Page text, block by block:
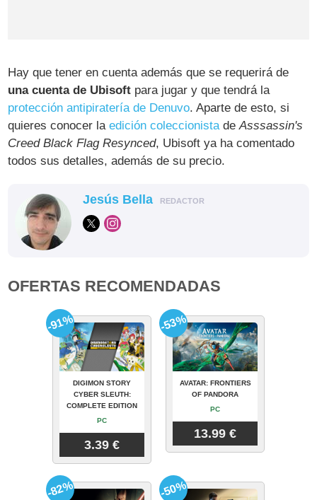
Hay que tener en cuenta además que se requerirá de
una cuenta de Ubisoft para jugar y que tendrá la
protección antipiratería de Denuvo. Aparte de esto, si
quieres conocer laedición coleccionista deAsssassin's
Creed Black Flag Resynced, Ubisoft ya ha comentado
todos sus detalles, además de su precio.
Jesús Bella REDACTOR
OFERTAS RECOMENDADAS
DIGIMON STORY
CYBER SLEUTH:
COMPLETE EDITION
PC
3.39 €
-91%
AVATAR: FRONTIERS
OF PANDORA
PC
13.99 €
-53%
-82% -50%